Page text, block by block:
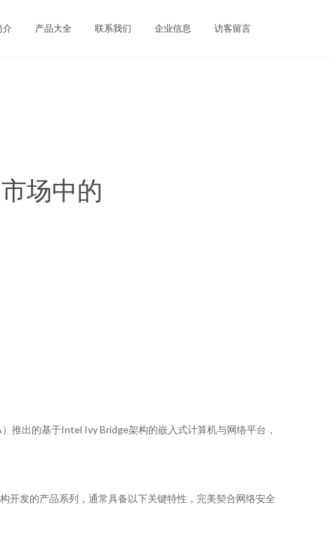
介 产品大全 联系我们 企业信息 访客留言
场中的
推出的基于Intel Ivy Bridge架构的嵌入式计算机与网络平台，
开发的产品系列，通常具备以下关键特性，完美契合网络安全